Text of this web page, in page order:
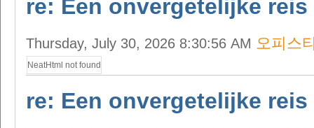
re: Een onvergetelijke reis
Thursday, July 30, 2026 8:30:56 AM 오피스
NeatHtml not found
re: Een onvergetelijke reis